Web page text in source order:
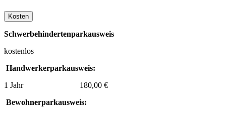
Kosten
Schwerbehindertenparkausweis
kostenlos
Handwerkerparkausweis:
1 Jahr 180,00 €
Bewohnerparkausweis: